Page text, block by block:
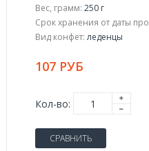
Вес, грамм: 250 г
Срок хранения от даты
Вид конфет: леденцы
107 РУБ
Кол-во:
СРАВНИТЬ